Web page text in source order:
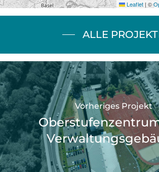
Leaflet | ©
ALLE
Vorheriges Projekt